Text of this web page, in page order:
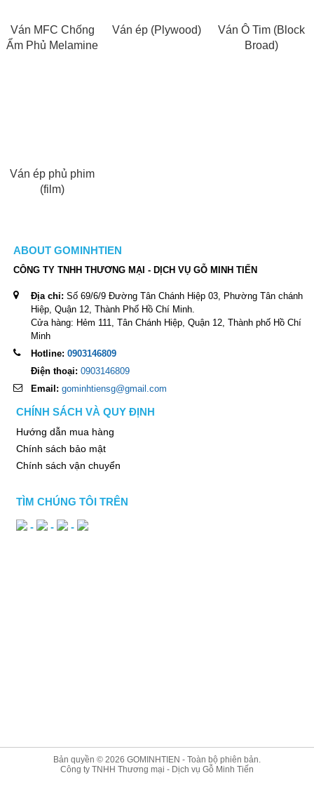
Ván MFC Chống
Ẩm Phủ Melamine
Ván ép (Plywood)
Ván Ô Tim (Block
Broad)
Ván ép phủ phim
(film)
ABOUT GOMINHTIEN
CÔNG TY TNHH THƯƠNG MẠI - DỊCH VỤ GỖ MINH TIẾN
Địa chỉ: Số 69/6/9 Đường Tân Chánh Hiệp 03, Phường Tân chánh
Hiệp, Quận 12, Thành Phố Hồ Chí Minh.
Cửa hàng: Hẻm 111, Tân Chánh Hiệp, Quận 12, Thành phố Hồ Chí
Minh
Hotline: 0903146809
Điện thoại: 0903146809
Email: gominhtiensg@gmail.com
CHÍNH SÁCH VÀ QUY ĐỊNH
Hướng dẫn mua hàng
Chính sách bảo mật
Chính sách vận chuyển
TÌM CHÚNG TÔI TRÊN
- - -
Bản quyền © 2026 GOMINHTIEN - Toàn bộ phiên bản.
Công ty TNHH Thương mại - Dịch vụ Gỗ Minh Tiến